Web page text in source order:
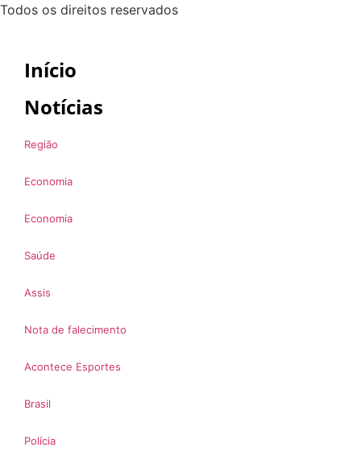
Todos os direitos reservados
Início
Notícias
Região
Economia
Economia
Saúde
Assis
Nota de falecimento
Acontece Esportes
Brasil
Polícia